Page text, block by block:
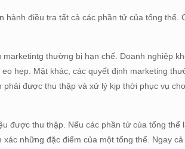
điều tra tất cả các phần tử của tổng thể.
thường bị hạn chế. Doanh nghiệp
hẹp. Mặt khác, các quyết định marketing
được thu thập và xử lý kịp thời phục vụ
được thu thập. Nếu các phần tử của tổng thể
những đặc điểm của một tổng thể. Ngay